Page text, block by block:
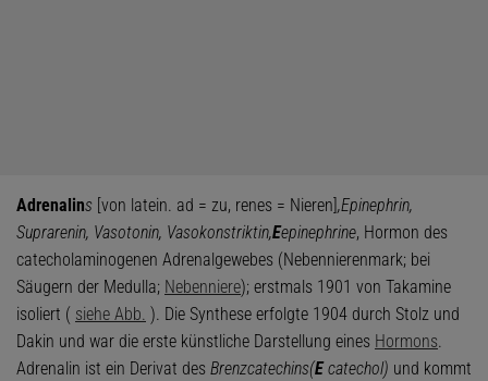
Adrenalins [von latein. ad = zu, renes = Nieren],Epinephrin,
Suprarenin, Vasotonin, Vasokonstriktin,Eepinephrine, Hormon des
catecholaminogenen Adrenalgewebes (Nebennierenmark; bei
Säugern der Medulla; Nebenniere); erstmals 1901 von Takamine
isoliert ( siehe Abb. ). Die Synthese erfolgte 1904 durch Stolz und
Dakin und war die erste künstliche Darstellung eines Hormons.
Adrenalin ist ein Derivat des Brenzcatechins(Ecatechol) und kommt